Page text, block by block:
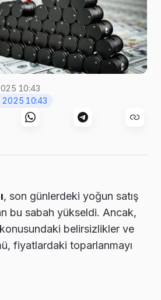
10:43
2025 10:43
, son günlerdeki yoğun satış
bu sabah yükseldi. Ancak,
konusundaki belirsizlikler ve
fiyatlardaki toparlanmayı